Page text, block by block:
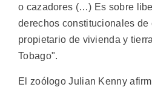
o cazadores (…) Es sobre
derechos constitucionales de
propietario de vivienda y
Tobago".
El zoólogo Julian Kenny